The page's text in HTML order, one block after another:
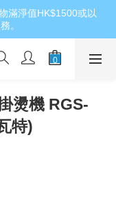
滿淨值HK$1500或以
。
燙機 RGS-
特)